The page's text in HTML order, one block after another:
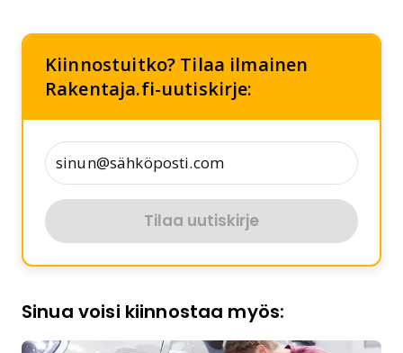
Kiinnostuitko? Tilaa ilmainen
Rakentaja.fi-uutiskirje:
Tilaa uutiskirje
Sinua voisi kiinnostaa myös: